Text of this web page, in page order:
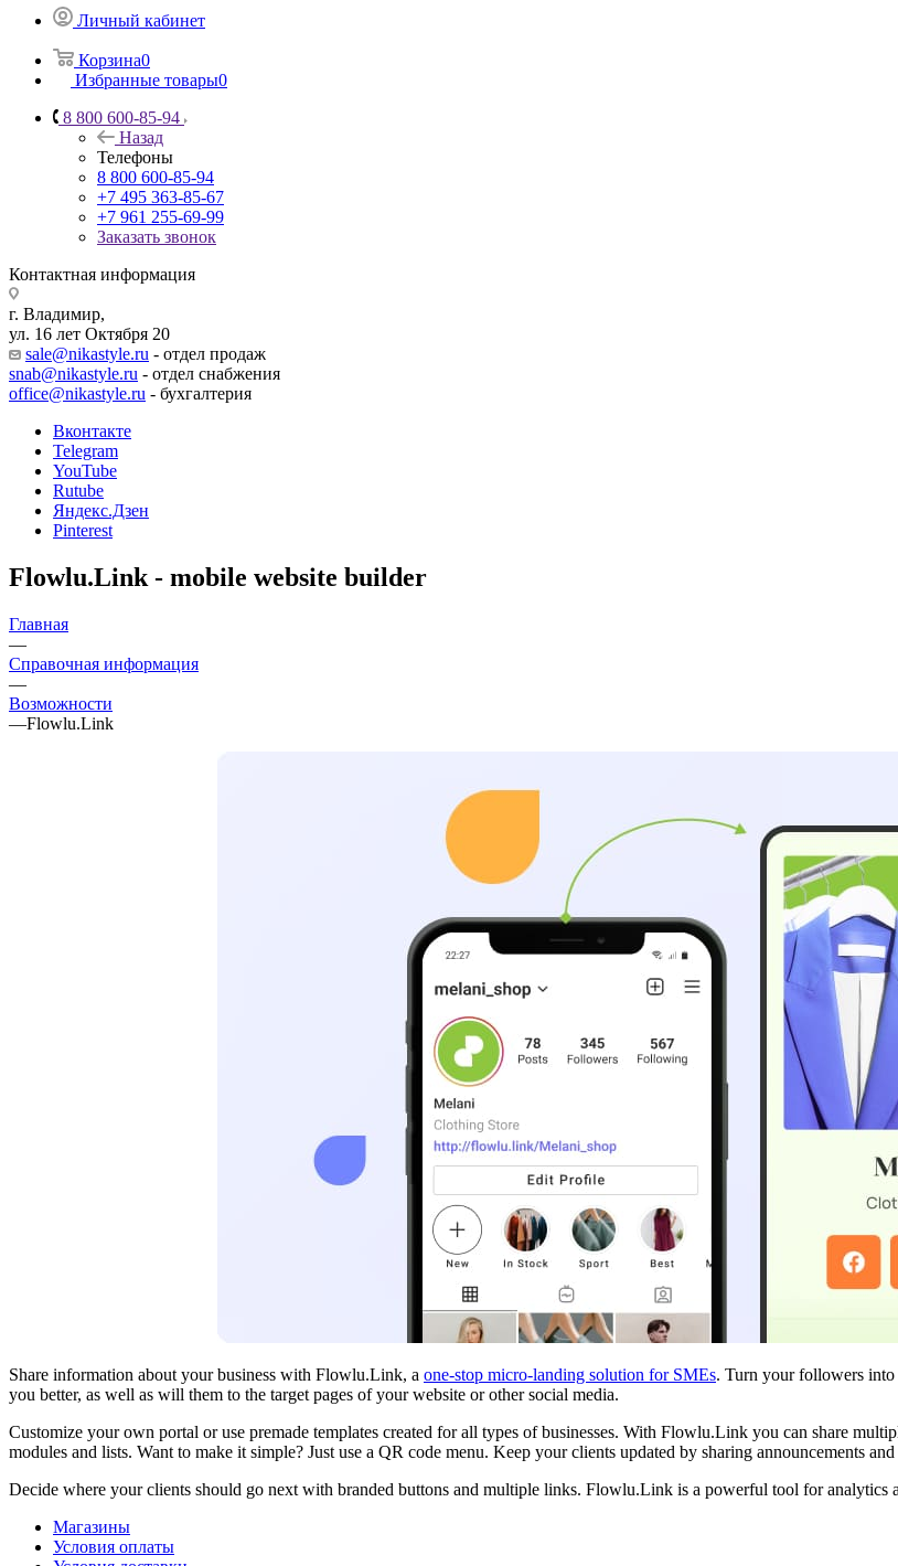
Личный кабинет
Корзина0
Избранные товары0
8 800 600-85-94
Назад
Телефоны
8 800 600-85-94
+7 495 363-85-67
+7 961 255-69-99
Заказать звонок
Контактная информация
г. Владимир,
ул. 16 лет Октября 20
sale@nikastyle.ru - отдел продаж
snab@nikastyle.ru - отдел снабжения
office@nikastyle.ru - бухгалтерия
Вконтакте
Telegram
YouTube
Rutube
Яндекс.Дзен
Pinterest
Flowlu.Link - mobile website builder
Главная
—
Справочная информация
—
Возможности
—Flowlu.Link
Share information about your business with Flowlu.Link, a one-stop micro-landing solution for SMEs. Turn your followers
you better, as well as will them to the target pages of your website or other social media.
Customize your own portal or use premade templates created for all types of businesses. With Flowlu.Link you can share
modules and lists. Want to make it simple? Just use a QR code menu. Keep your clients updated by sharing announcements
Decide where your clients should go next with branded buttons and multiple links. Flowlu.Link is a powerful tool for
Магазины
Условия оплаты